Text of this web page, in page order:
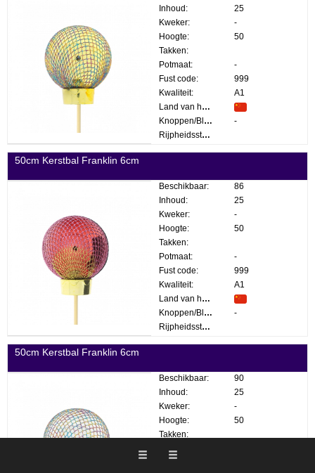
Inhoud:
25
Kweker:
-
Hoogte:
50
Takken:
Potmaat:
-
Fust code:
999
Kwaliteit:
A1
Land van herkomst:
Knoppen/Bloemen:
-
Rijpheidsstadium:
50cm Kerstbal Franklin 6cm
Beschikbaar:
86
Inhoud:
25
Kweker:
-
Hoogte:
50
Takken:
Potmaat:
-
Fust code:
999
Kwaliteit:
A1
Land van herkomst:
Knoppen/Bloemen:
-
Rijpheidsstadium:
50cm Kerstbal Franklin 6cm
Beschikbaar:
90
Inhoud:
25
Kweker:
-
Hoogte:
50
Takken:
Fust code: